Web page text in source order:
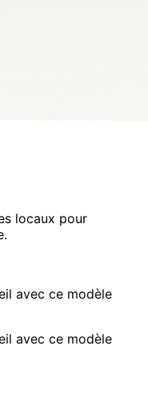
locaux pour
avec ce modèle
avec ce modèle